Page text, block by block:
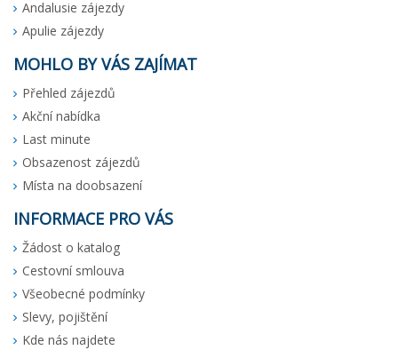
Andalusie zájezdy
Apulie zájezdy
MOHLO BY VÁS ZAJÍMAT
Přehled zájezdů
Akční nabídka
Last minute
Obsazenost zájezdů
Místa na doobsazení
INFORMACE PRO VÁS
Žádost o katalog
Cestovní smlouva
Všeobecné podmínky
Slevy, pojištění
Kde nás najdete